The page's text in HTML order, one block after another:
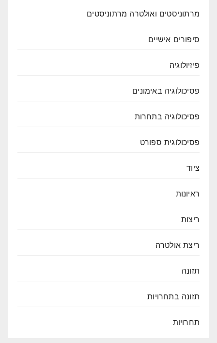
מרתוניסטים ואולטרה מרתוניסטים
סיפורים אישיים
פיזיולוגיה
פסיכולוגיה באימונים
פסיכולוגיה בתחרות
פסיכולוגית ספורט
ציוד
ראיונות
ריצות
ריצת אולטרה
תזונה
תזונה בתחרויות
תחרויות